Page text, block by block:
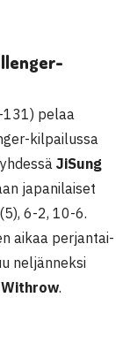
131) pelaa
kilpailussa
JiSung
japanilaiset
6-2, 10-6.
aikaa perjantai-
neljänneksi
.